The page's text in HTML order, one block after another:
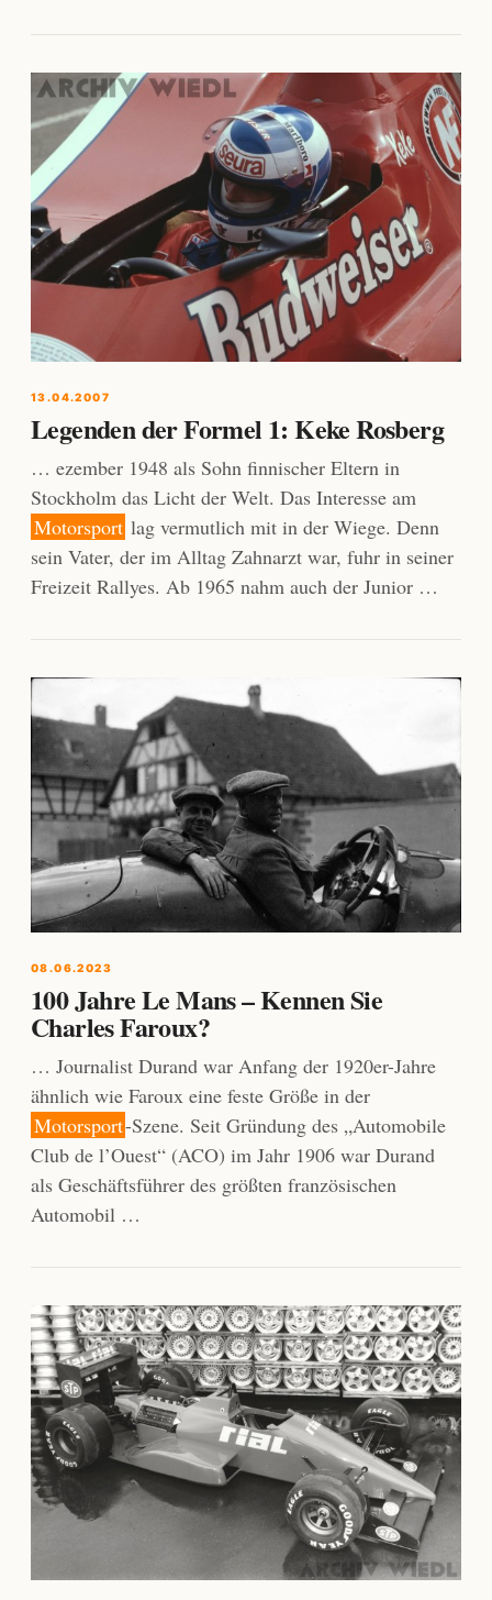
13.04.2007
Legenden der Formel 1: Keke Rosberg
… ezember 1948 als Sohn finnischer Eltern in
Stockholm das Licht der Welt. Das Interesse am
Motorsport lag vermutlich mit in der Wiege. Denn
sein Vater, der im Alltag Zahnarzt war, fuhr in seiner
Freizeit Rallyes. Ab 1965 nahm auch der Junior …
08.06.2023
100 Jahre Le Mans – Kennen Sie
Charles Faroux?
… Journalist Durand war Anfang der 1920er-Jahre
ähnlich wie Faroux eine feste Größe in der
Motorsport-Szene. Seit Gründung des „Automobile
Club de l’Ouest“ (ACO) im Jahr 1906 war Durand
als Geschäftsführer des größten französischen
Automobil …